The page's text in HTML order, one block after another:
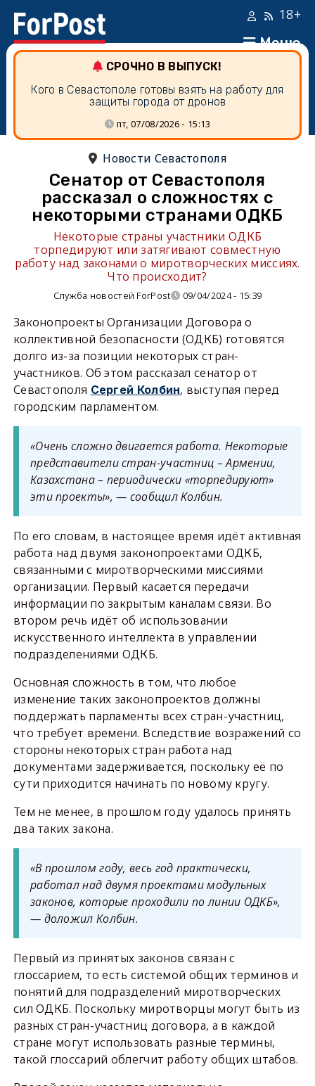
Меню
18+
СРОЧНО В ВЫПУСК!
Кого в Севастополе готовы взять на работу для
защиты города от дронов
пт, 07/08/2026 - 15:13
Новости Севастополя
Сенатор от Севастополя
рассказал о сложностях с
некоторыми странами ОДКБ
Некоторые страны участники ОДКБ
торпедируют или затягивают совместную
работу над законами о миротворческих миссиях.
Что происходит?
Служба новостей ForPost 09/04/2024 - 15:39
Законопроекты Организации Договора о
коллективной безопасности (ОДКБ) готовятся
долго из-за позиции некоторых стран-
участников. Об этом рассказал сенатор от
Севастополя Сергей Колбин, выступая перед
городским парламентом.
«Очень сложно двигается работа. Некоторые
представители стран-участниц – Армении,
Казахстана – периодически «торпедируют»
эти проекты», — сообщил Колбин.
По его словам, в настоящее время идёт активная
работа над двумя законопроектами ОДКБ,
связанными с миротворческими миссиями
организации. Первый касается передачи
информации по закрытым каналам связи. Во
втором речь идёт об использовании
искусственного интеллекта в управлении
подразделениями ОДКБ.
Основная сложность в том, что любое
изменение таких законопроектов должны
поддержать парламенты всех стран-участниц,
что требует времени. Вследствие возражений со
стороны некоторых стран работа над
документами задерживается, поскольку её по
сути приходится начинать по новому кругу.
Тем не менее, в прошлом году удалось принять
два таких закона.
«В прошлом году, весь год практически,
работал над двумя проектами модульных
законов, которые проходили по линии ОДКБ»,
— доложил Колбин.
Первый из принятых законов связан с
глоссарием, то есть системой общих терминов и
понятий для подразделений миротворческих
сил ОДКБ. Поскольку миротворцы могут быть из
разных стран-участниц договора, а в каждой
стране могут использовать разные термины,
такой глоссарий облегчит работу общих штабов.